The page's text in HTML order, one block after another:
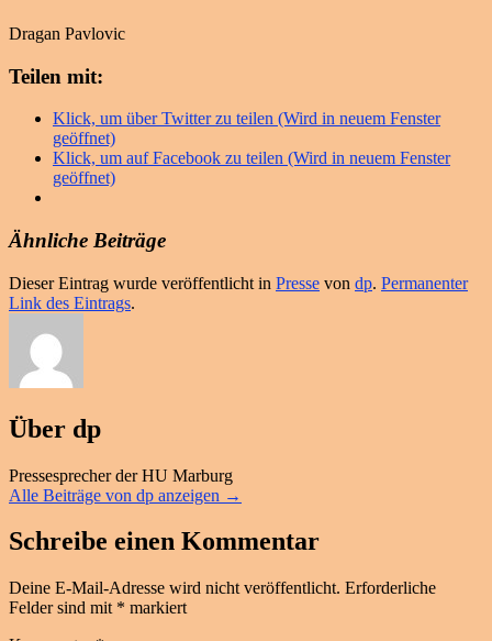
Dragan Pavlovic
Teilen mit:
Klick, um über Twitter zu teilen (Wird in neuem Fenster
geöffnet)
Klick, um auf Facebook zu teilen (Wird in neuem Fenster
geöffnet)
Ähnliche Beiträge
Dieser Eintrag wurde veröffentlicht in Presse von dp. Permanenter
Link des Eintrags.
Über dp
Pressesprecher der HU Marburg
Alle Beiträge von dp anzeigen →
Schreibe einen Kommentar
Deine E-Mail-Adresse wird nicht veröffentlicht. Erforderliche
Felder sind mit * markiert